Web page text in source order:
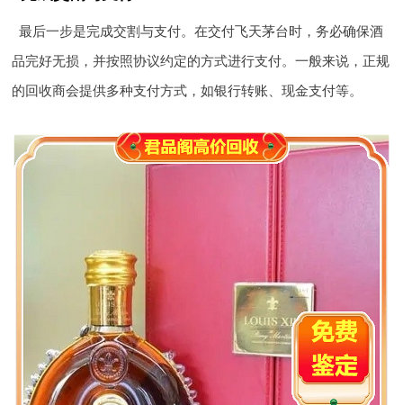
最后一步是完成交割与支付。在交付飞天茅台时，务必确保酒
品完好无损，并按照协议约定的方式进行支付。一般来说，正规
的回收商会提供多种支付方式，如银行转账、现金支付等。